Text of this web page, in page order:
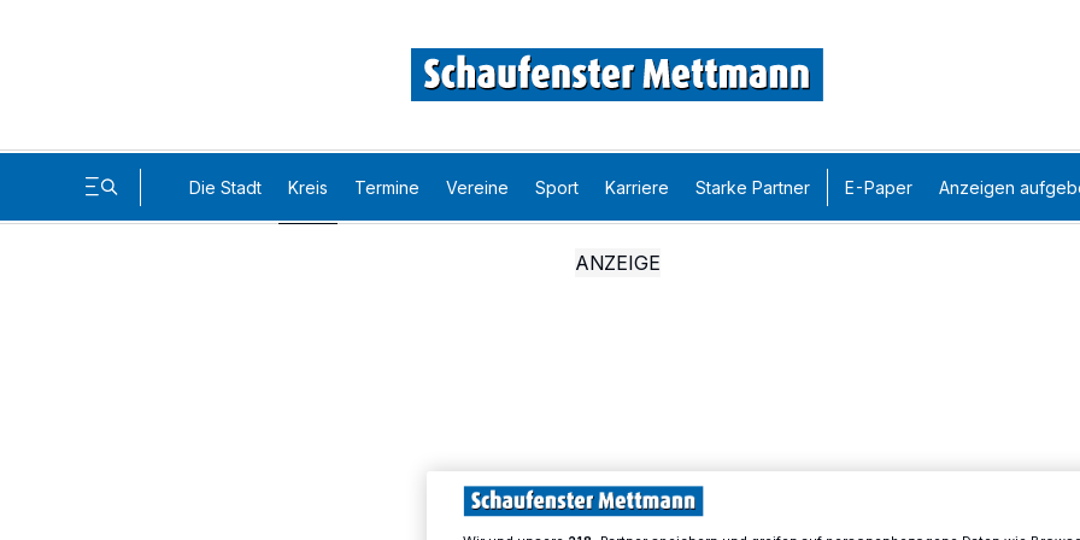
Die Stadt Kreis Termine Vereine Sport Karriere Starke Partner E-Paper Anzeigen